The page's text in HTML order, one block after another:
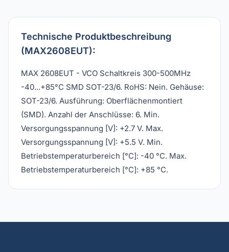
Technische Produktbeschreibung
(MAX2608EUT):
MAX 2608EUT - VCO Schaltkreis 300-500MHz
-40...+85°C SMD SOT-23/6. RoHS: Nein. Gehäuse:
SOT-23/6. Ausführung: Oberflächenmontiert
(SMD). Anzahl der Anschlüsse: 6. Min.
Versorgungsspannung [V]: +2.7 V. Max.
Versorgungsspannung [V]: +5.5 V. Min.
Betriebstemperaturbereich [°C]: -40 °C. Max.
Betriebstemperaturbereich [°C]: +85 °C.